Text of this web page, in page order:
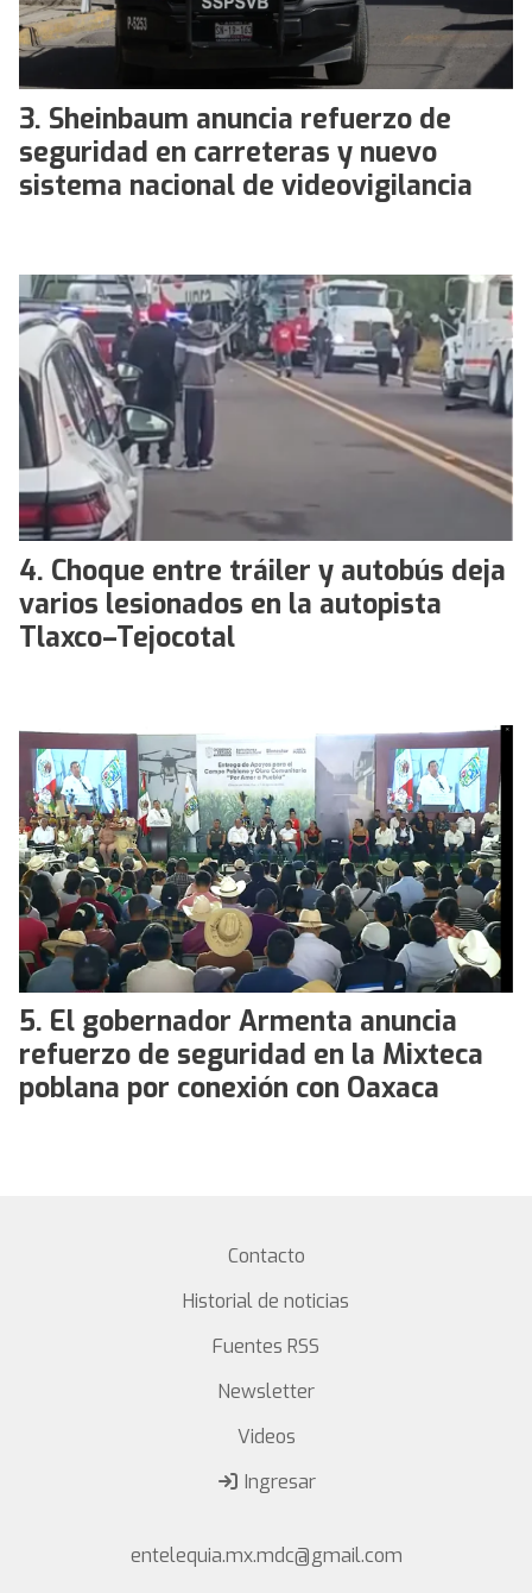
Sheinbaum anuncia refuerzo de
seguridad en carreteras y nuevo
sistema nacional de videovigilancia
Choque entre tráiler y autobús deja
varios lesionados en la autopista
Tlaxco–Tejocotal
El gobernador Armenta anuncia
refuerzo de seguridad en la Mixteca
poblana por conexión con Oaxaca
Contacto
Historial de noticias
Fuentes RSS
Newsletter
Videos
Ingresar
entelequia.mx.mdc@gmail.com